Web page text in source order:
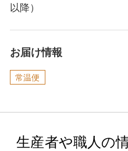
以降）
お届け情報
常温便
生産者や職人の